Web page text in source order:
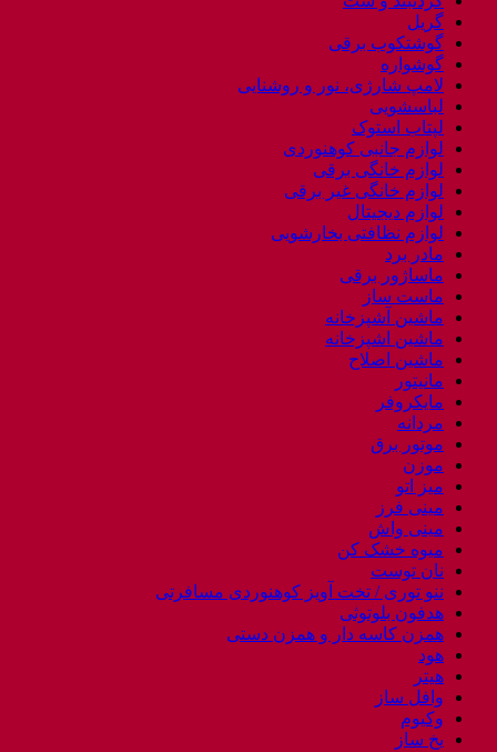
گریل
گوشتکوب برقی
گوشواره
لامپ شارژی، نور و روشنایی
لباسشویی
لپتاب استوک
لوازم جانبی کوهنوردی
لوازم خانگی برقی
لوازم خانگی غیر برقی
لوازم دیجیتال
لوازم نظافتی بخارشویی
مادر برد
ماساژور برقی
ماست ساز
ماشین آشپزخانه
ماشین اشپزخانه
ماشین اصلاح
مانیتور
مایکروفر
مردانه
موتور برق
موزن
میز اتو
مینی فرز
مینی واش
میوه خشک کن
نان توست
ننو توری / تخت آویز کوهنوردی مسافرتی
هدفون بلوتوثی
همزن کاسه دار و همزن دستی
هود
هیتر
وافل ساز
وکیوم
یخ ساز